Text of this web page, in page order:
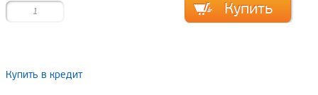
Купить в кредит